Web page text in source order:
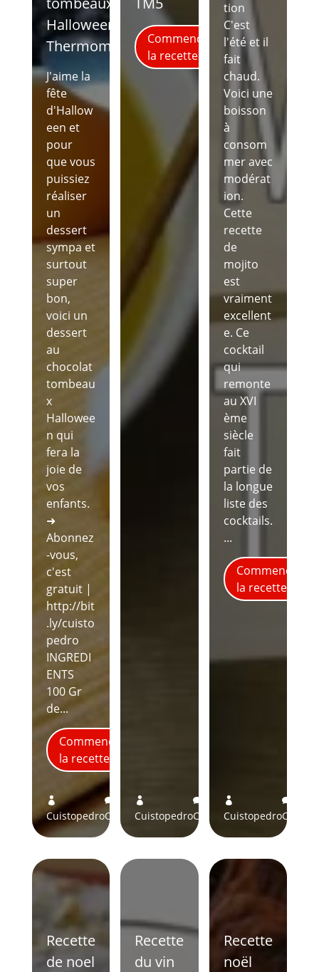
Halloween
Thermomix
J'aime la
fête
d'Hallow
een et
pour
que vous
puissiez
réaliser
un
dessert
sympa et
surtout
super
bon,
voici un
dessert
au
chocolat
tombeau
x
Hallowee
n qui
fera la
joie de
vos
enfants.
➜
Abonnez
-vous,
c'est
gratuit |
http://bit
.ly/cuisto
pedro
INGREDI
ENTS
100 Gr
de...
Commence
la recette

Cuistopedro

Comments
Commence
la recette

Cuistopedro

Comments
tion
C'est
l'été et il
fait
chaud.
Voici une
boisson
à
consom
mer avec
modérat
ion.
Cette
recette
de
mojito
est
vraiment
excellent
e. Ce
cocktail
qui
remonte
au XVI
ème
siècle
fait
partie de
la longue
liste des
cocktails.
...
Commence
la recette

Cuistopedro

Recette
de noel
Recette
du vin
Recette
noël